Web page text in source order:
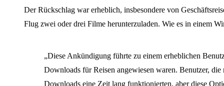
Der Rückschlag war erheblich, insbesondere von
Flug zwei oder drei Filme herunterzuladen. Wie es in einem
„Diese Ankündigung führte zu einem erheblichen
Downloads für Reisen angewiesen waren. Benutzer,
Downloads eine Zeit lang funktionierten, aber diese